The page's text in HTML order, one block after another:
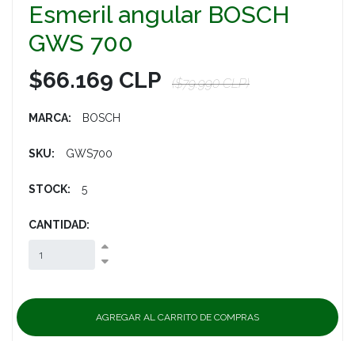
Esmeril angular BOSCH
GWS 700
$66.169 CLP ($79.990 CLP)
MARCA: BOSCH
SKU: GWS700
STOCK: 5
CANTIDAD: